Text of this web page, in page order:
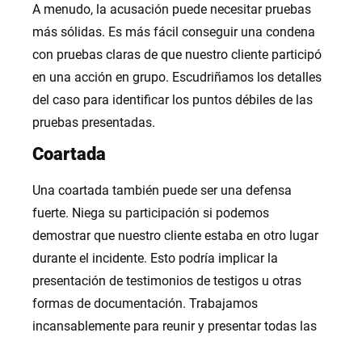
A menudo, la acusación puede necesitar pruebas
más sólidas. Es más fácil conseguir una condena
con pruebas claras de que nuestro cliente participó
en una acción en grupo. Escudriñamos los detalles
del caso para identificar los puntos débiles de las
pruebas presentadas.
Coartada
Una coartada también puede ser una defensa
fuerte. Niega su participación si podemos
demostrar que nuestro cliente estaba en otro lugar
durante el incidente. Esto podría implicar la
presentación de testimonios de testigos u otras
formas de documentación. Trabajamos
incansablemente para reunir y presentar todas las